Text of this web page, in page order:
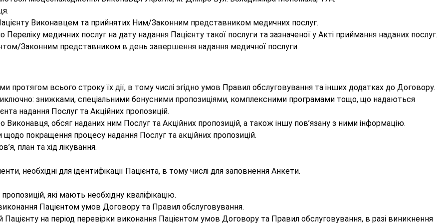
Виконавцем та прийнятих Ним/Законним представником медичних послуг.
Переліку медичних послуг на дату надання Пацієнту такої послуги та зазначеної у Акті приймання наданих послуг.
Законним представником в день завершення надання медичної послуги.
протягом всього строку їх дії, в тому числі згідно умов Правил обслуговування та інших додатках до Договору.
знижками, спеціальними бонусними пропозиціями, комплексними програмами тощо, що надаються
надання Послуг та Акційних пропозицій.
обсяг наданих ним Послуг та Акційних пропозицій, а також іншу пов’язану з ними інформацію.
покращення процесу надання Послуг та акційних пропозицій.
план та хід лікування.
необхідні для ідентифікації Пацієнта, в тому числі для заповнення Анкети.
які мають необхідну кваліфікацію.
Пацієнтом умов Договору та Правил обслуговування.
на період перевірки виконання Пацієнтом умов Договору та Правил обслуговування, в разі виникнення